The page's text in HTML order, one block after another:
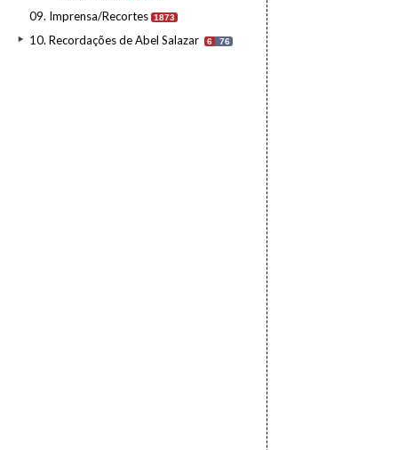
09. Imprensa/Recortes 1873
10. Recordações de Abel Salazar 6 76